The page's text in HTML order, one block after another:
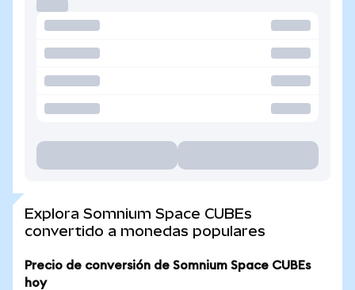
Explora Somnium Space CUBEs
convertido a monedas populares
Precio de conversión de Somnium Space CUBEs
hoy